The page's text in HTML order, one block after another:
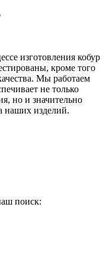
изготовления кобур
кроме того
Мы работаем
не только
но и значительно
наших изделий.
поиск: